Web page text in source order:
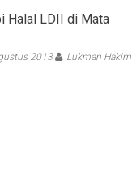
Halal LDII di Mata
2013
Lukman Hakim